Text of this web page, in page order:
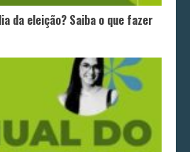
da eleição? Saiba o que fazer